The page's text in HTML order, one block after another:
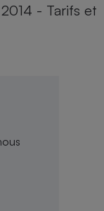
- Tarifs et